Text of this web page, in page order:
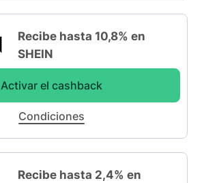
Recibe hasta 10,8% en
SHEIN
Activar el cashback
Condiciones
Recibe hasta 2,4% en